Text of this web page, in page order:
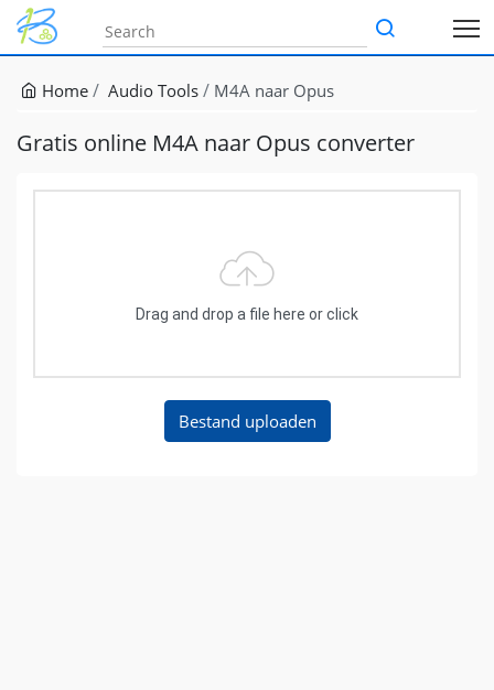
Home Audio Tools M4A naar Opus
Gratis online M4A naar Opus converter
Drag and drop a file here or click